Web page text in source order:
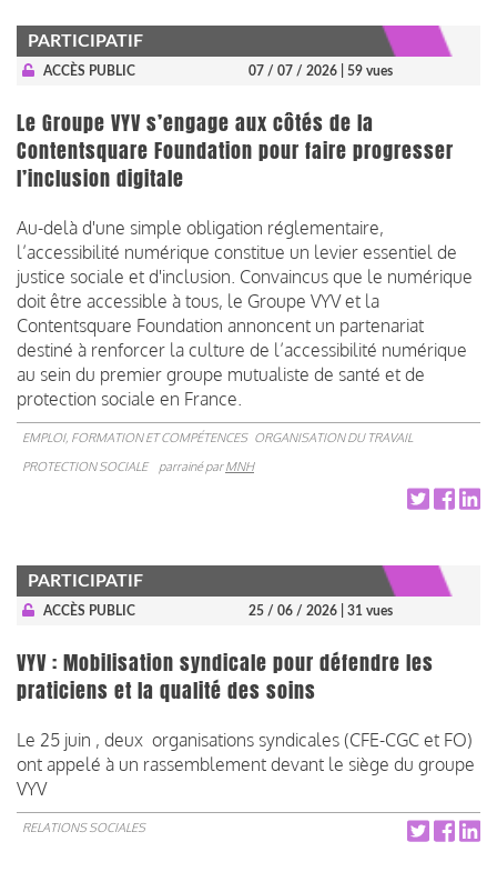
PARTICIPATIF
ACCÈS PUBLIC 07 / 07 / 2026 | 59 vues
Le Groupe VYV s’engage aux côtés de la
Contentsquare Foundation pour faire progresser
l’inclusion digitale
Au-delà d'une simple obligation réglementaire,
l’accessibilité numérique constitue un levier essentiel de
justice sociale et d'inclusion. Convaincus que le numérique
doit être accessible à tous, le Groupe VYV et la
Contentsquare Foundation annoncent un partenariat
destiné à renforcer la culture de l’accessibilité numérique
au sein du premier groupe mutualiste de santé et de
protection sociale en France.
EMPLOI, FORMATION ET COMPÉTENCES ORGANISATION DU TRAVAIL
PROTECTION SOCIALE
parrainé parMNH
PARTICIPATIF
ACCÈS PUBLIC 25 / 06 / 2026 | 31 vues
VYV : Mobilisation syndicale pour défendre les
praticiens et la qualité des soins
Le 25 juin , deux organisations syndicales (CFE-CGC et FO)
ont appelé à un rassemblement devant le siège du groupe
VYV
RELATIONS SOCIALES